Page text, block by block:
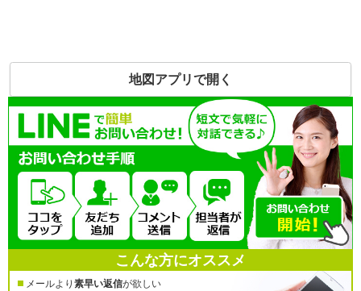
地図アプリで開く
こんな方にオススメ
メールより 素早い返信が欲しい